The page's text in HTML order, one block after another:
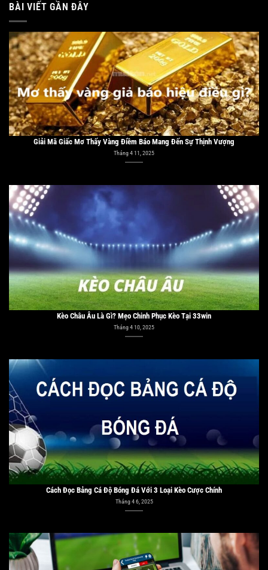
BÀI VIẾT GẦN ĐÂY
Giải Mã Giấc Mơ Thấy Vàng Điềm Báo Mang Đến Sự Thịnh Vượng
Tháng 4 11, 2025
Kèo Châu Âu Là Gì? Mẹo Chinh Phục Kèo Tại 33win
Cách Đọc Bảng Cá Độ Bóng Đá Với 3 Loại Kèo Cược Chính
Tháng 4 6, 2025